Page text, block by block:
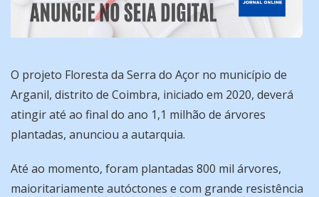
O projeto Floresta da Serra do Açor no município de
Arganil, distrito de Coimbra, iniciado em 2020, deverá
atingir até ao final do ano 1,1 milhão de árvores
plantadas, anunciou a autarquia.
Até ao momento, foram plantadas 800 mil árvores,
maioritariamente autóctones e com grande resistência